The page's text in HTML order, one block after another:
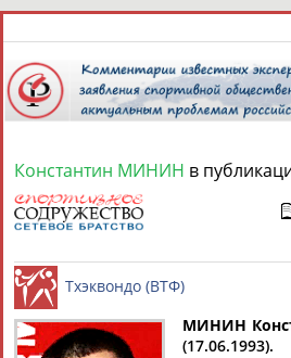
6 августа
СПОРТСМЕНЫ, ТРЕНЕРЫ И
Найдено: 13181персон
Константин МИНИН в
МИНИН
(17.06.1993).